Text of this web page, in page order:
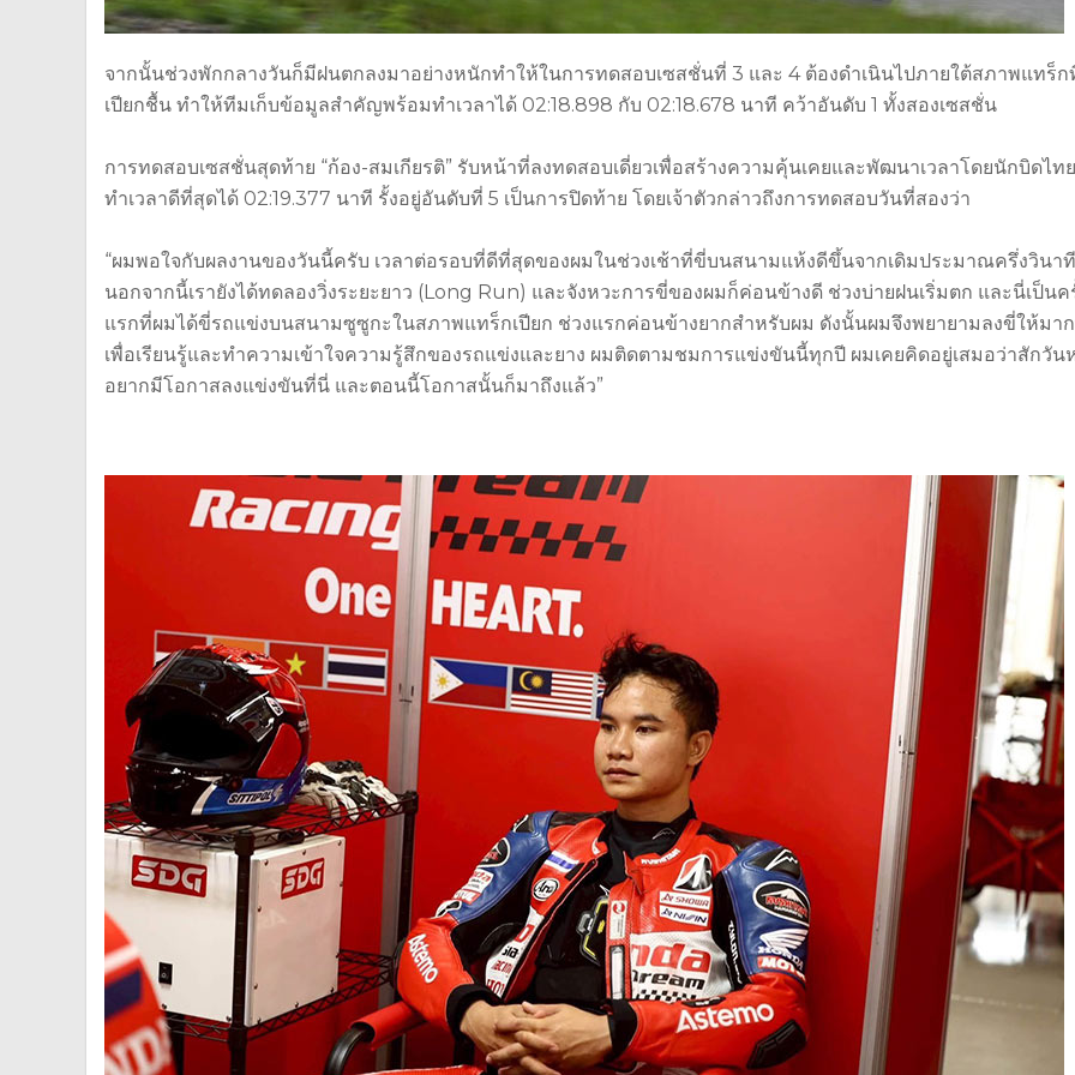
จากนั้นช่วงพักกลางวันก็มีฝนตกลงมาอย่างหนักทำให้ในการทดสอบเซสชั่นที่ 3 และ 4 ต้องดำเนินไปภายใต้สภาพแทร็ก
เปียกชื้น ทำให้ทีมเก็บข้อมูลสำคัญพร้อมทำเวลาได้ 02:18.898 กับ 02:18.678 นาที คว้าอันดับ 1 ทั้งสองเซสชั่น
การทดสอบเซสชั่นสุดท้าย “ก้อง-สมเกียรติ” รับหน้าที่ลงทดสอบเดี่ยวเพื่อสร้างความคุ้นเคยและพัฒนาเวลาโดยนักบิดไทย
ทำเวลาดีที่สุดได้ 02:19.377 นาที รั้งอยู่อันดับที่ 5 เป็นการปิดท้าย โดยเจ้าตัวกล่าวถึงการทดสอบวันที่สองว่า
“ผมพอใจกับผลงานของวันนี้ครับ เวลาต่อรอบที่ดีที่สุดของผมในช่วงเช้าที่ขี่บนสนามแห้งดีขึ้นจากเดิมประมาณครึ่งวินาที
นอกจากนี้เรายังได้ทดลองวิ่งระยะยาว (Long Run) และจังหวะการขี่ของผมก็ค่อนข้างดี ช่วงบ่ายฝนเริ่มตก และนี่เป็นค
แรกที่ผมได้ขี่รถแข่งบนสนามซูซูกะในสภาพแทร็กเปียก ช่วงแรกค่อนข้างยากสำหรับผม ดังนั้นผมจึงพยายามลงขี่ให้มา
เพื่อเรียนรู้และทำความเข้าใจความรู้สึกของรถแข่งและยาง ผมติดตามชมการแข่งขันนี้ทุกปี ผมเคยคิดอยู่เสมอว่าสักวัน
อยากมีโอกาสลงแข่งขันที่นี่ และตอนนี้โอกาสนั้นก็มาถึงแล้ว”